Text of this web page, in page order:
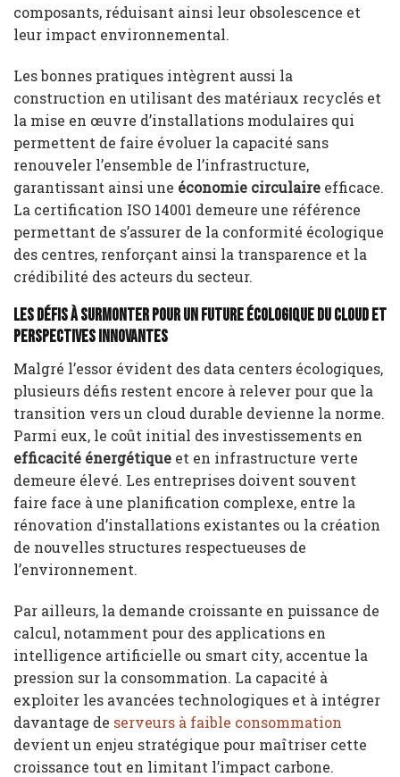
composants, réduisant ainsi leur obsolescence et
leur impact environnemental.
Les bonnes pratiques intègrent aussi la
construction en utilisant des matériaux recyclés et
la mise en œuvre d’installations modulaires qui
permettent de faire évoluer la capacité sans
renouveler l’ensemble de l’infrastructure,
garantissant ainsi une économie circulaire efficace.
La certification ISO 14001 demeure une référence
permettant de s’assurer de la conformité écologique
des centres, renforçant ainsi la transparence et la
crédibilité des acteurs du secteur.
Les Défis à Surmonter pour un Future Écologique du Cloud et
Perspectives Innovantes
Malgré l’essor évident des data centers écologiques,
plusieurs défis restent encore à relever pour que la
transition vers un cloud durable devienne la norme.
Parmi eux, le coût initial des investissements en
efficacité énergétique et en infrastructure verte
demeure élevé. Les entreprises doivent souvent
faire face à une planification complexe, entre la
rénovation d’installations existantes ou la création
de nouvelles structures respectueuses de
l’environnement.
Par ailleurs, la demande croissante en puissance de
calcul, notamment pour des applications en
intelligence artificielle ou smart city, accentue la
pression sur la consommation. La capacité à
exploiter les avancées technologiques et à intégrer
davantage de serveurs à faible consommation
devient un enjeu stratégique pour maîtriser cette
croissance tout en limitant l’impact carbone.